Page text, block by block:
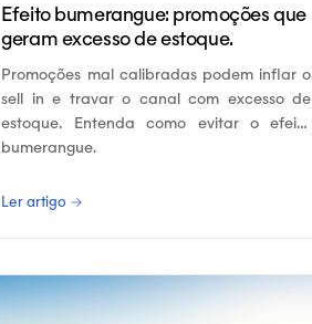
Efeito bumerangue: promoções que
geram excesso de estoque.
Promoções mal calibradas podem inflar o
sell in e travar o canal com excesso de
estoque. Entenda como evitar o efeito
bumerangue.
Ler artigo →